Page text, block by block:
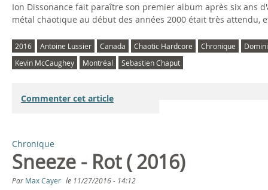
Ion Dissonance fait paraître son premier album après six ans
métal chaotique au début des années 2000 était très attendu,
2016 Antoine Lussier Canada Chaotic Hardcore Chronique
Kevin McCaughey
Montréal Sebastien Chaput
Commenter cet article
Chronique
Sneeze - Rot ( 2016)
Par Max Cayer le 11/27/2016 - 14:12